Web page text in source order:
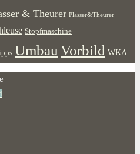
& Theurer Plasser&Theurer
Stopfmaschine
Umbau Vorbild WKA